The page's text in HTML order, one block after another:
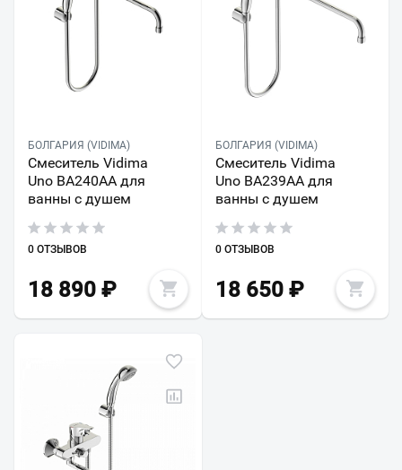
БОЛГАРИЯ (VIDIMA)
Смеситель Vidima
Uno BA240AA для
ванны с душем
0 ОТЗЫВОВ
18 890 ₽
БОЛГАРИЯ (VIDIMA)
Смеситель Vidima
Uno BA239AA для
ванны с душем
0 ОТЗЫВОВ
18 650₽